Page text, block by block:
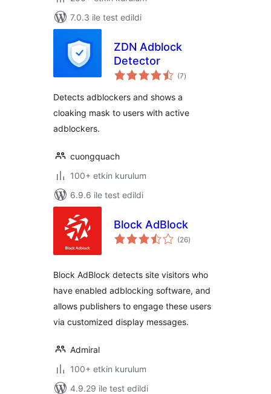
7.0.3 ile test edildi
ZDN Adblock
Detector
(7toplam
puan
)
Detects adblockers and shows a
cloaking mask to users with active
adblockers.
cuongquach
100+ etkin kurulum
6.9.6 ile test edildi
Block AdBlock
(26toplam
puan
)
Block AdBlock detects site visitors who
have enabled adblocking software, and
allows publishers to engage these users
via customized display messages.
Admiral
100+ etkin kurulum
4.9.29 ile test edildi